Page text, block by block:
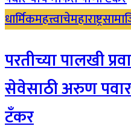
धार्मिकमहत्त्वाचेमहाराष्ट्र
परतीच्या पालखी
सेवेसाठी अरुण
टँकर